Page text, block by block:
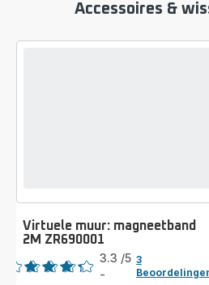
Accessoires &
Virtuele muur: magneetband
2M ZR690001
Beoordeling
3.3 /5
-
3